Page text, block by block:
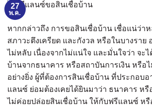
27
พ.ค.
หากกล่าวถึง การขอสินเชื่อบ้าน เชื่อแน่ว่า
สภาวะตึงเครียด และกังวล หรือในบางราย
ไม่หลับ เนื่องจากไม่แน่ใจ และมั่นใจว่า จะ
บ้านจากธนาคาร หรือสถาบันการเงิน หรือไ
อย่างยิ่ง ผู้ที่ต้องการสินเชื่อบ้าน ที่ประกอบ
แลนซ์ ย่อมต้องเคยได้ยินมาว่า ธนาคาร หรื
ไม่ค่อยปล่อยสินเชื่อบ้าน ให้กับฟรีแลนซ์ หรื